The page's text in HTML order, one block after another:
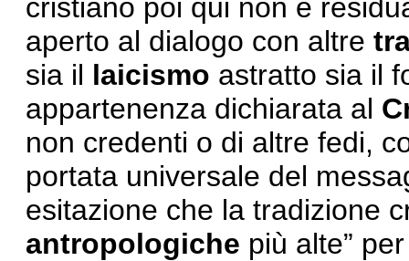
cristiano poi qui non è
aperto al dialogo con altre
sia il laicismo astratto sia il
appartenenza dichiarata al
non credenti o di altre fedi,
portata universale del
esitazione che la tradizione
antropologiche più alte”